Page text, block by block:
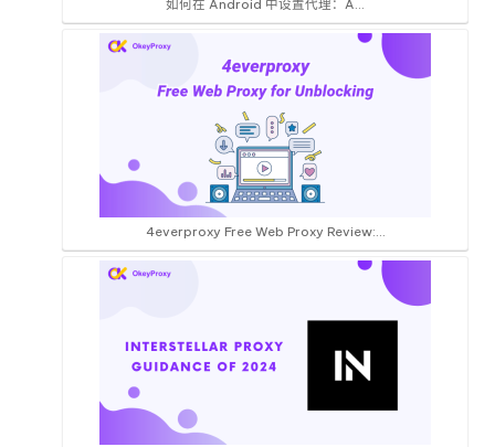
如何在 Android 中设置代理：A...
4everproxy Free Web Proxy Review:…